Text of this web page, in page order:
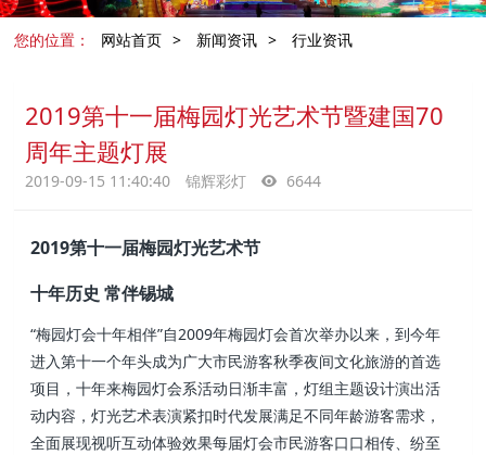
您的位置： 网站首页 > 新闻资讯 > 行业资讯
2019第十一届梅园灯光艺术节暨建国70
周年主题灯展
2019-09-15 11:40:40 锦辉彩灯 6644
2019第十一届梅园灯光艺术节
十年历史 常伴锡城
“梅园灯会十年相伴”自2009年梅园灯会首次举办以来，到今年
进入第十一个年头成为广大市民游客秋季夜间文化旅游的首选
项目，十年来梅园灯会系活动日渐丰富，灯组主题设计演出活
动内容，灯光艺术表演紧扣时代发展满足不同年龄游客需求，
全面展现视听互动体验效果每届灯会市民游客口口相传、纷至